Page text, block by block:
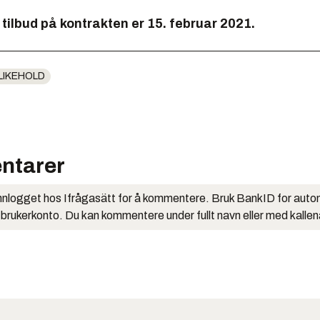
på kontrakten er 15. februar 2021.
hos Ifrågasätt for å kommentere. Bruk BankID for
Du kan kommentere under fullt navn eller med